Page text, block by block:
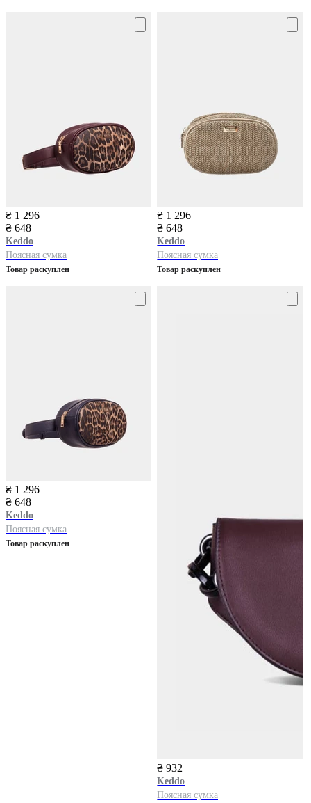
₴ 1 296
₴ 648
Keddo
Поясная сумка
Товар раскуплен
₴ 1 296
₴ 648
Keddo
Поясная сумка
Товар раскуплен
₴ 1 296
₴ 648
Keddo
Поясная сумка
Товар раскуплен
₴ 932
Keddo
Поясная сумка